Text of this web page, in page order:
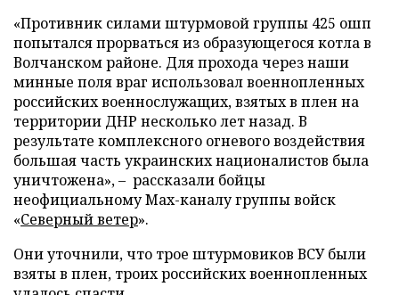
«Противник силами штурмовой группы 425 ошп
попытался прорваться из образующегося котла в
Волчанском районе. Для прохода через наши
минные поля враг использовал военнопленных
российских военнослужащих, взятых в плен на
территории ДНР несколько лет назад. В
результате комплексного огневого воздействия
большая часть украинских националистов была
уничтожена», – рассказали бойцы
неофициальному Max-каналу группы войск
«Северный ветер».
Они уточнили, что трое штурмовиков ВСУ были
взяты в плен, троих российских военнопленных